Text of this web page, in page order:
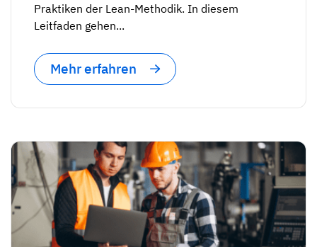
Praktiken der Lean-Methodik. In diesem
Leitfaden gehen...
Mehr erfahren